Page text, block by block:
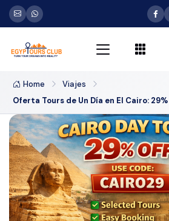
Home
Viajes
Oferta Tours de Un Día en El Cairo: